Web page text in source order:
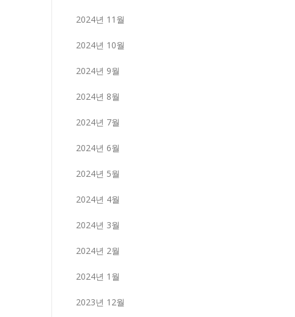
2024년 11월
2024년 10월
2024년 9월
2024년 8월
2024년 7월
2024년 6월
2024년 5월
2024년 4월
2024년 3월
2024년 2월
2024년 1월
2023년 12월